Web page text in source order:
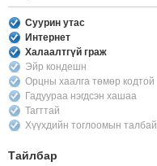
Суурин утас
Интернет
Халаалтгүй граж
Эйр кондешн
Орцны хаалга төмөр кодтой
Гадуураа нэгдсэн хашаа
Тагттай
Хүүхдийн тоглоомын талбай
Тайлбар